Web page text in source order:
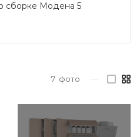
сборке Модена 5
7 фото